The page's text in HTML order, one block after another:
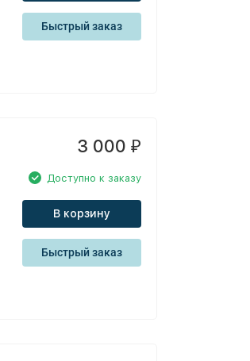
Быстрый заказ
3 000 ₽
Доступно к заказу
В корзину
Быстрый заказ